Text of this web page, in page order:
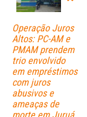
Operação Juros
Altos: PC-AM e
PMAM prendem
trio envolvido
em empréstimos
com juros
abusivos e
ameaças de
morte em Juruá